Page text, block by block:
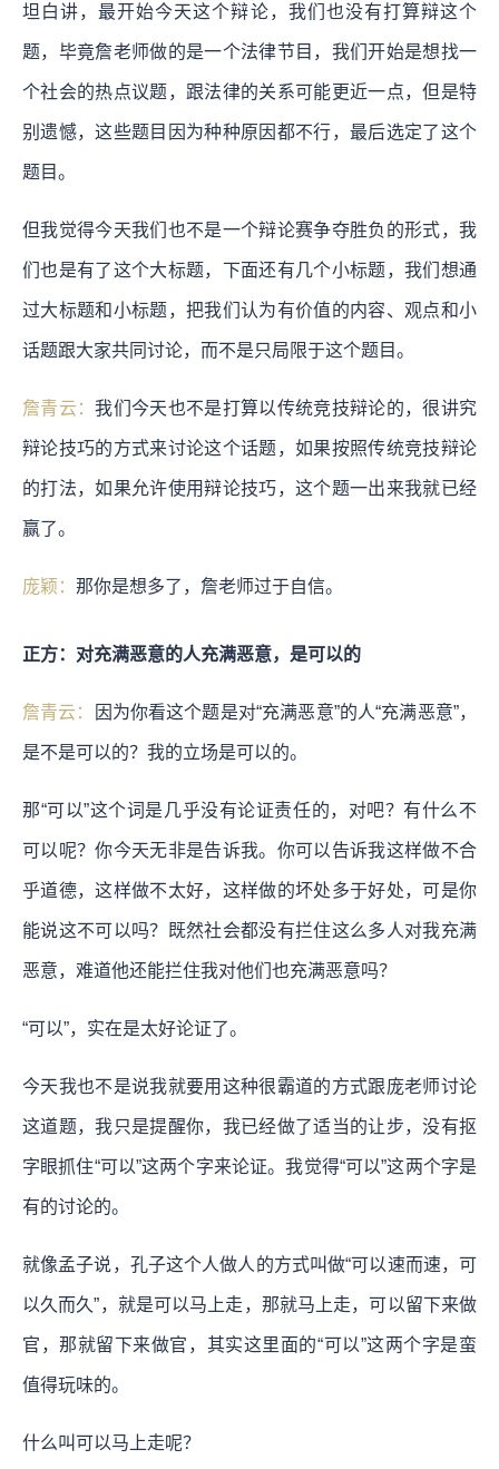
坦白讲，最开始今天这个辩论，我们也没有打算辩这个
题，毕竟詹老师做的是一个法律节目，我们开始是想找一
个社会的热点议题，跟法律的关系可能更近一点，但是特
别遗憾，这些题目因为种种原因都不行，最后选定了这个
题目。
但我觉得今天我们也不是一个辩论赛争夺胜负的形式，我
们也是有了这个大标题，下面还有几个小标题，我们想通
过大标题和小标题，把我们认为有价值的内容、观点和小
话题跟大家共同讨论，而不是只局限于这个题目。
詹青云：我们今天也不是打算以传统竞技辩论的，很讲究
辩论技巧的方式来讨论这个话题，如果按照传统竞技辩论
的打法，如果允许使用辩论技巧，这个题一出来我就已经
赢了。
庞颖： 那你是想多了，詹老师过于自信。
正方：对充满恶意的人充满恶意，是可以的
詹青云： 因为你看这个题是对“充满恶意”的人“充满恶意”，
是不是可以的？我的立场是可以的。
那“可以”这个词是几乎没有论证责任的，对吧？有什么不
可以呢？你今天无非是告诉我。你可以告诉我这样做不合
乎道德，这样做不太好，这样做的坏处多于好处，可是你
能说这不可以吗？既然社会都没有拦住这么多人对我充满
恶意，难道他还能拦住我对他们也充满恶意吗？
“可以”，实在是太好论证了。
今天我也不是说我就要用这种很霸道的方式跟庞老师讨论
这道题，我只是提醒你，我已经做了适当的让步，没有抠
字眼抓住“可以”这两个字来论证。我觉得“可以”这两个字是
有的讨论的。
就像孟子说，孔子这个人做人的方式叫做“可以速而速，可
以久而久”，就是可以马上走，那就马上走，可以留下来做
官，那就留下来做官，其实这里面的“可以”这两个字是蛮
值得玩味的。
什么叫可以马上走呢？